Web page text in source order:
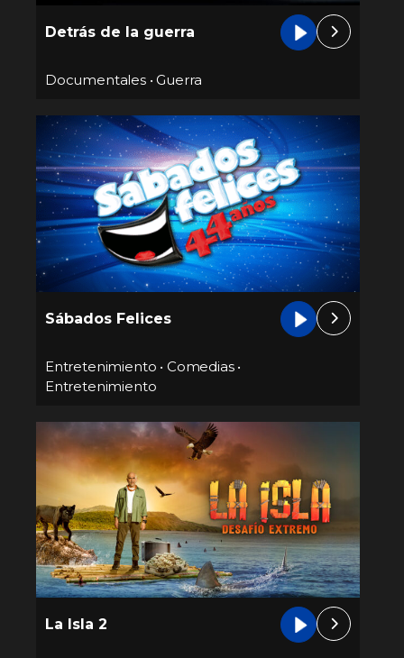
Detrás de la guerra
Documentales•Guerra
Sábados Felices
Entretenimiento • Comedias•
Entretenimiento
La Isla 2